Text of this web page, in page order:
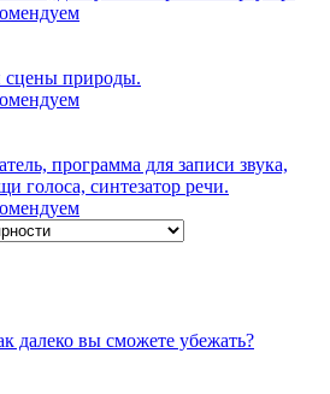
сцены природы.
программа для записи звука,
голоса, синтезатор речи.
далеко вы сможете убежать?